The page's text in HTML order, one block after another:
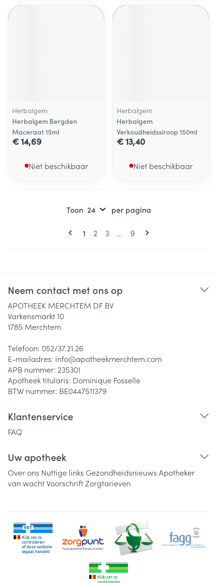
Herbalgem
Herbalgem Bergden
Maceraat 15ml
€ 14,69
Niet beschikbaar
Herbalgem
Herbalgem
Verkoudheidssiroop 150ml
€ 13,40
Niet beschikbaar
Pagina's
U lees momenteel pagina
1 Pagina
2 Pagina
3 ... Pagina
9
Toon per pagina
Neem contact met ons op
APOTHEEK MERCHTEM DF BV
Varkensmarkt 10
1785 Merchtem
Telefoon: 052/37.21.26
E-mailadres: info@apotheekmerchtem.com
APB nummer: 235301
Apotheek titularis: Dominique Fosselle
BTW nummer: BE0447511379
Klantenservice
FAQ
Uw apotheek
Over ons Nuttige links Gezondheidsnieuws Apotheker
van wachtVoorschriftZorgtarieven